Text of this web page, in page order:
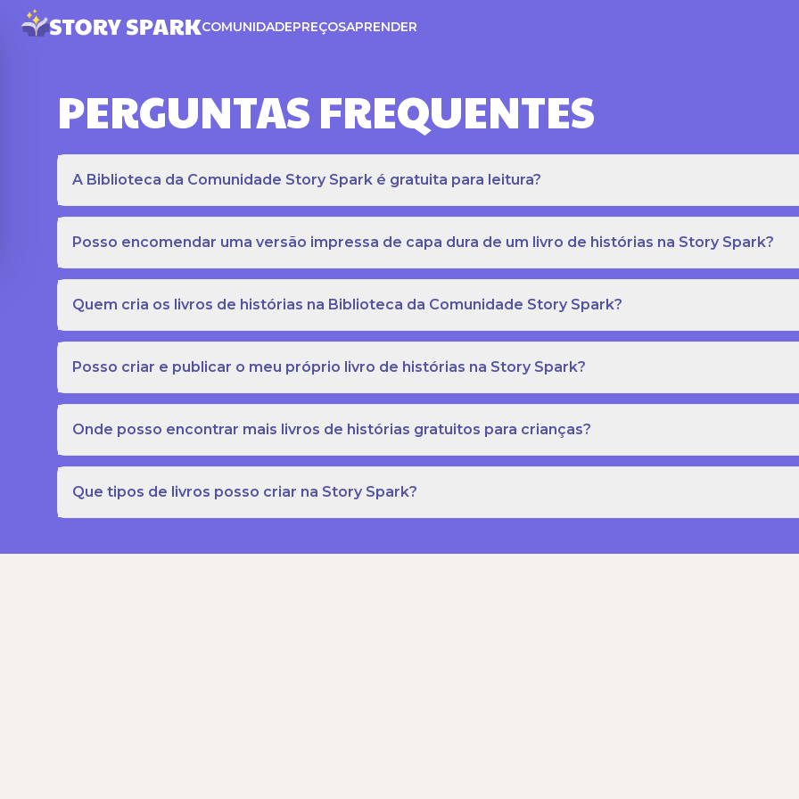
COMUNIDADEPREÇOSAPRENDER
PERGUNTAS FREQUENTES
A Biblioteca da Comunidade Story Spark é gratuita para leitura?
Posso encomendar uma versão impressa de capa dura de um livro de histórias na Story Spark?
Quem cria os livros de histórias na Biblioteca da Comunidade Story Spark?
Posso criar e publicar o meu próprio livro de histórias na Story Spark?
Onde posso encontrar mais livros de histórias gratuitos para crianças?
Que tipos de livros posso criar na Story Spark?